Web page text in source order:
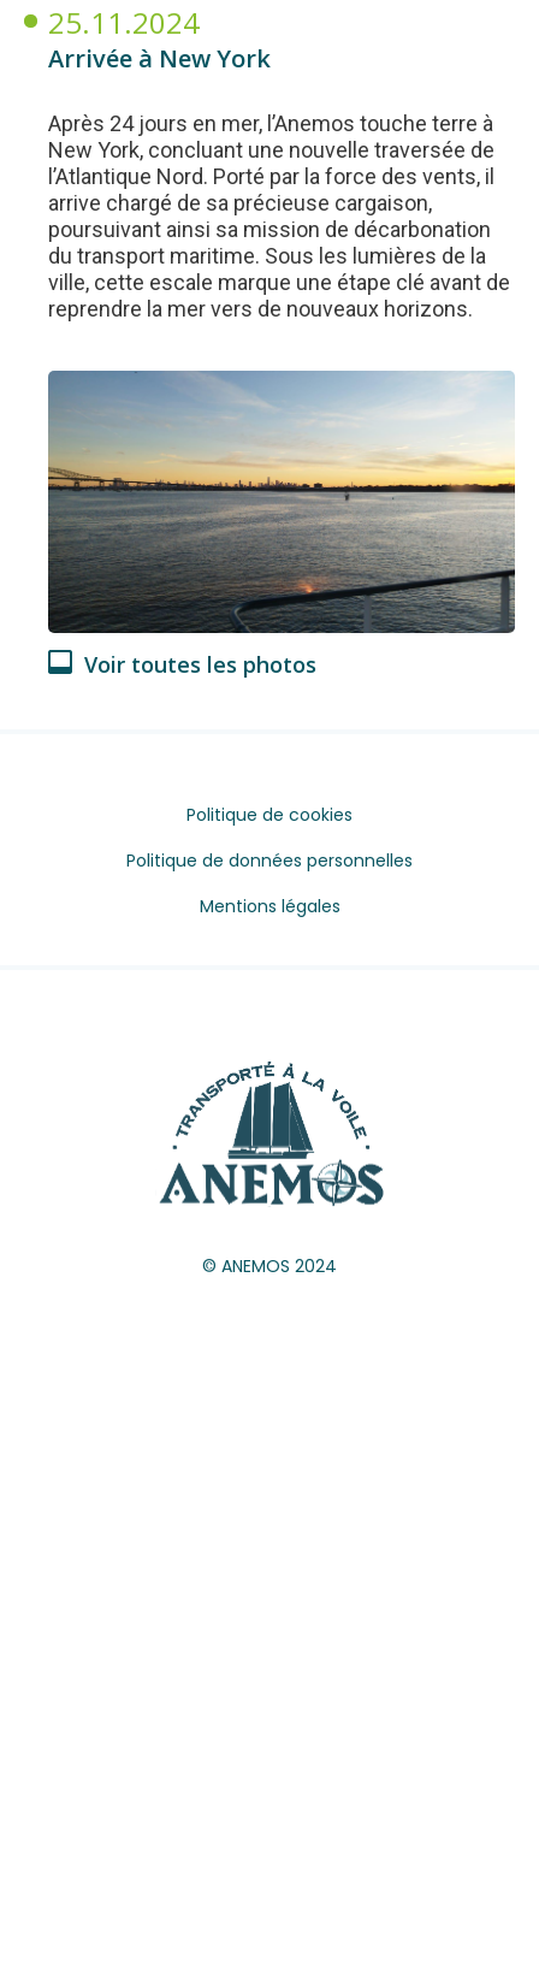
25.11.2024
Arrivée à New York
Après 24 jours en mer, l’Anemos touche terre à
New York, concluant une nouvelle traversée de
l’Atlantique Nord. Porté par la force des vents, il
arrive chargé de sa précieuse cargaison,
poursuivant ainsi sa mission de décarbonation
du transport maritime. Sous les lumières de la
ville, cette escale marque une étape clé avant de
reprendre la mer vers de nouveaux horizons.
Voir toutes les photos
Politique de cookies
Politique de données personnelles
Mentions légales
© ANEMOS 2024